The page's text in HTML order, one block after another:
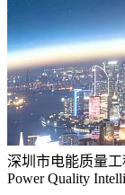
深圳市电能质量
Power Quality